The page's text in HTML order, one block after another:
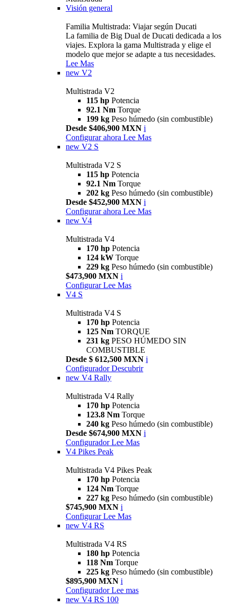
Visión general
Familia Multistrada: Viajar según Ducati
La familia de Big Dual de Ducati dedicada a los
viajes. Explora la gama Multistrada y elige el
modelo que mejor se adapte a tus necesidades.
Lee Mas
new V2
Multistrada V2
115 hp Potencia
92.1 Nm Torque
199 kg Peso húmedo (sin combustible)
Desde $406,900 MXN i
Configurar ahora Lee Mas
new V2 S
Multistrada V2 S
115 hp Potencia
92.1 Nm Torque
202 kg Peso húmedo (sin combustible)
Desde $452,900 MXN i
Configurar ahora Lee Mas
new V4
Multistrada V4
170 hp Potencia
124 kW Torque
229 kg Peso húmedo (sin combustible)
$473,900 MXN i
Configurar Lee Mas
V4 S
Multistrada V4 S
170 hp Potencia
125 Nm TORQUE
231 kg PESO HÚMEDO SIN
COMBUSTIBLE
Desde $ 612,500 MXN i
Configurador Descubrir
new V4 Rally
Multistrada V4 Rally
170 hp Potencia
123.8 Nm Torque
240 kg Peso húmedo (sin combustible)
Desde $674,900 MXN i
Configurador Lee Mas
V4 Pikes Peak
Multistrada V4 Pikes Peak
170 hp Potencia
124 Nm Torque
227 kg Peso húmedo (sin combustible)
$745,900 MXN i
Configurar Lee Mas
new V4 RS
Multistrada V4 RS
180 hp Potencia
118 Nm Torque
225 kg Peso húmedo (sin combustible)
$895,900 MXN i
Configurador Lee mas
new V4 RS 100